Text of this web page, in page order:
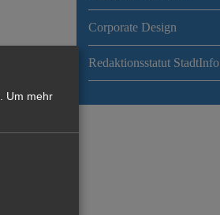
Corporate Design
Redaktionsstatut StadtInfo
Um mehr